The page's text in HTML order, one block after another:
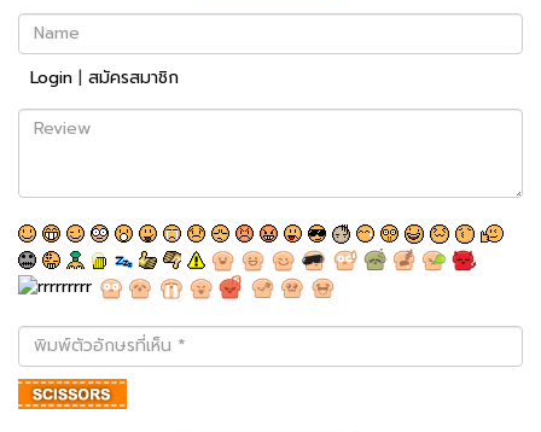
Name
Login | สมัครสมาชิก
Review
พิมพ์
ตัว
อักษร
ที่